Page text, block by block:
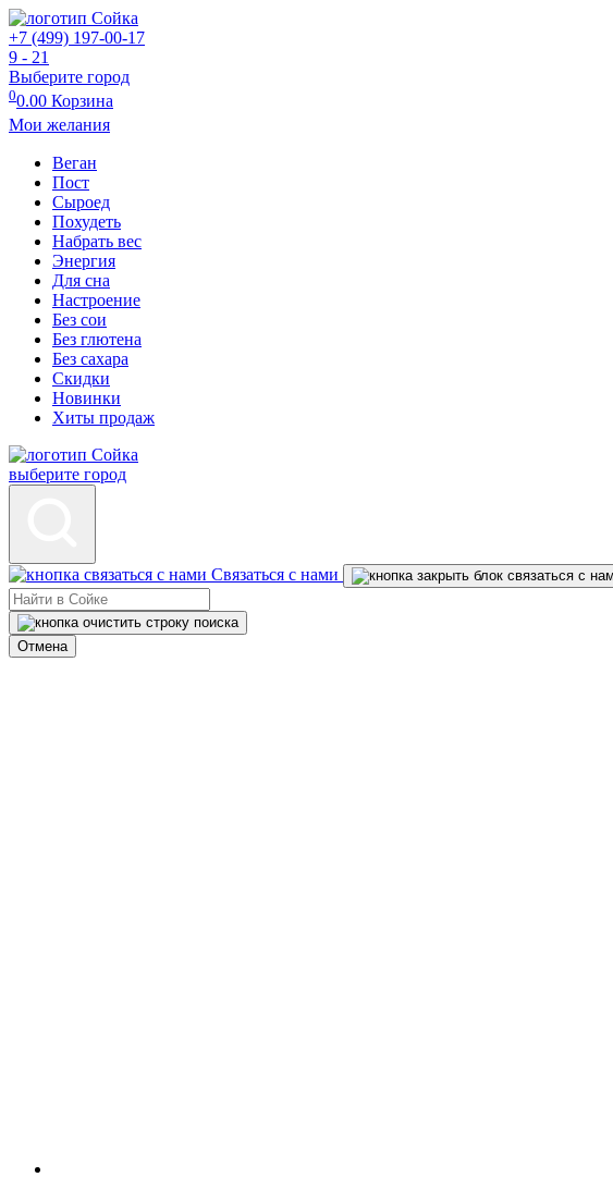
+7 (499) 197-00-17
9 - 21
Выберите город
00.00 Корзина
Мои желания
Веган
Пост
Сыроед
Похудеть
Набрать вес
Энергия
Для сна
Настроение
Без сои
Без глютена
Без сахара
Скидки
Новинки
Хиты продаж
выберите город
Связаться с нами
Отмена